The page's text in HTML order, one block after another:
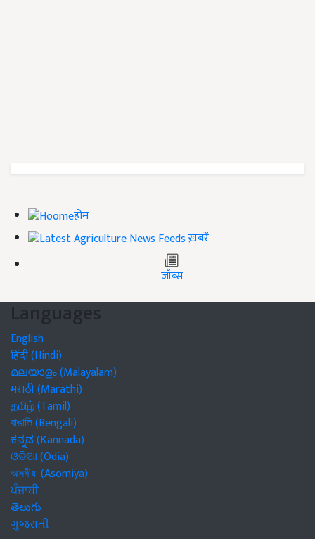
होम
ख़बरें
जॉब्स
Languages
English
हिंदी (Hindi)
മലയാളം (Malayalam)
मराठी (Marathi)
தமிழ் (Tamil)
বাঙালি (Bengali)
ಕನ್ನಡ (Kannada)
ଓଡିଆ (Odia)
অসমীয়া (Asomiya)
ਪੰਜਾਬੀ
తెలుగు
ગુજરાતી